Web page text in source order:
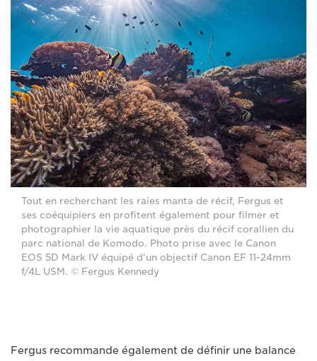
Tout en recherchant les raies manta de récif, Fergus et
ses coéquipiers en profitent également pour filmer et
photographier la vie aquatique près du récif corallien du
parc national de Komodo. Photo prise avec le Canon
EOS 5D Mark IV équipé d'un objectif Canon EF 11-24mm
f/4L USM. © Fergus Kennedy
Fergus recommande également de définir une balance